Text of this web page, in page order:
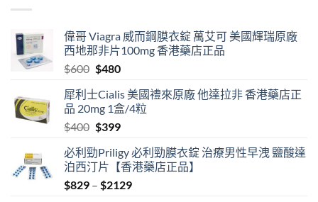
偉哥 Viagra 威而鋼膜衣錠 萬艾可 美國輝瑞原廠
西地那非片100mg 香港藥店正品
$600 Original
was:
$600.
$480Current
is:
$480.
犀利士Cialis 美國禮來原廠 他達拉非 香港藥店正
品 20mg 1盒/4粒
$400 Original
was:
$400.
$399Current
is:
$399.
必利勁Priligy 必利勁膜衣錠 治療男性早洩 鹽酸達
泊西汀片【香港藥店正品】
$829 – $2129Price